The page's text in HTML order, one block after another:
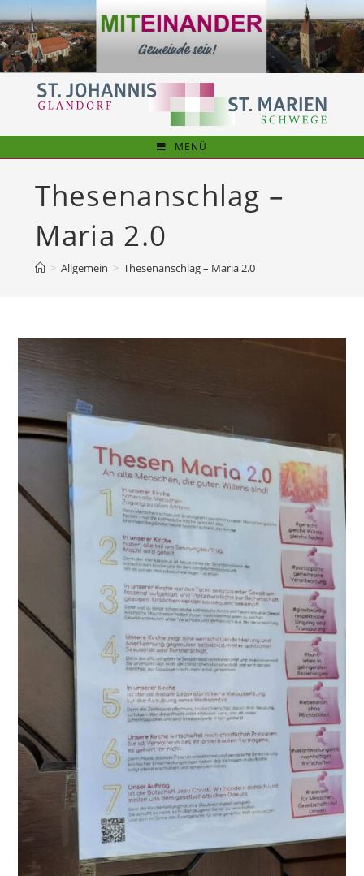
Inhalt
springen
MENÜ
Thesenanschlag –
Maria 2.0
> Allgemein > Thesenanschlag – Maria 2.0